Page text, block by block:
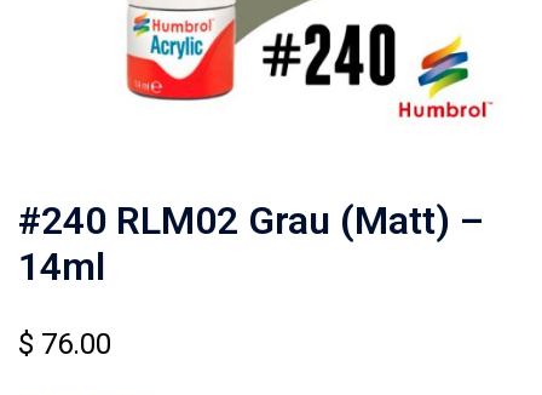
#240 RLM02 Grau (Matt) –
14ml
$ 76.00